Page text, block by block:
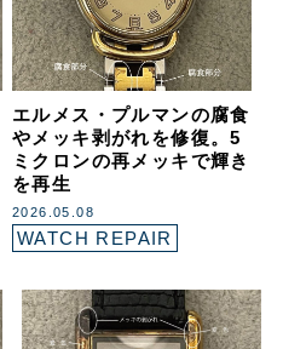
エルメス・プルマンの腐食
やメッキ剥がれを修復。5
ミクロンの再メッキで輝き
を再生
2026.05.08
WATCH REPAIR